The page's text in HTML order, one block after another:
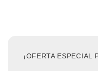
¡OFERTA ESPECIAL